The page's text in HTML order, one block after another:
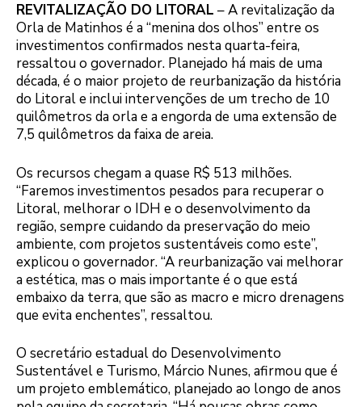
REVITALIZAÇÃO DO LITORAL – A revitalização da
Orla de Matinhos é a “menina dos olhos” entre os
investimentos confirmados nesta quarta-feira,
ressaltou o governador. Planejado há mais de uma
década, é o maior projeto de reurbanização da história
do Litoral e inclui intervenções de um trecho de 10
quilômetros da orla e a engorda de uma extensão de
7,5 quilômetros da faixa de areia.
Os recursos chegam a quase R$ 513 milhões.
“Faremos investimentos pesados para recuperar o
Litoral, melhorar o IDH e o desenvolvimento da
região, sempre cuidando da preservação do meio
ambiente, com projetos sustentáveis como este”,
explicou o governador. “A reurbanização vai melhorar
a estética, mas o mais importante é o que está
embaixo da terra, que são as macro e micro drenagens
que evita enchentes”, ressaltou.
O secretário estadual do Desenvolvimento
Sustentável e Turismo, Márcio Nunes, afirmou que é
um projeto emblemático, planejado ao longo de anos